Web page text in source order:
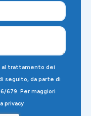
al trattamento dei
seguito, da parte di
679. Per maggiori
privacy